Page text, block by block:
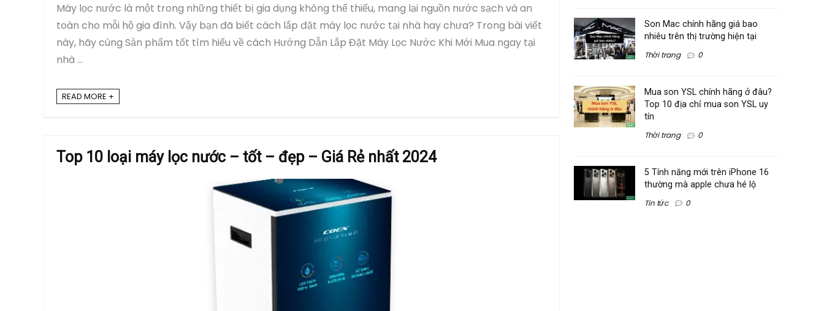
Máy lọc nước là một trong những thiết bị gia dụng không thể thiếu, mang lại nguồn nước sạch và an
toàn cho mỗi hộ gia đình. Vậy bạn đã biết cách lắp đặt máy lọc nước tại nhà hay chưa? Trong bài viết
này, hãy cùng Sản phẩm tốt tìm hiểu về cách Hướng Dẫn Lắp Đặt Máy Lọc Nước Khi Mới Mua ngay tại
nhà ...
READ MORE +
Top 10 loại máy lọc nước – tốt – đẹp – Giá Rẻ nhất 2024
Son Mac chính hãng giá bao
nhiêu trên thị trường hiện tại
Thời trang 0
Mua son YSL chính hãng ở đâu?
Top 10 địa chỉ mua son YSL uy
tín
Thời trang 0
5 Tính năng mới trên iPhone 16
thường mà apple chưa hé lộ
Tin tức 0